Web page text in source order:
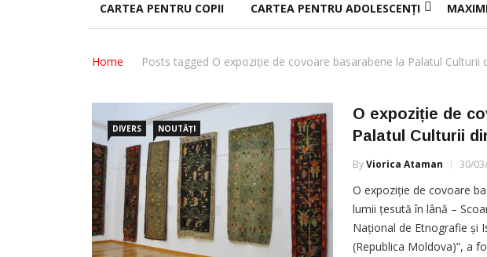
CARTEA PENTRU COPII CARTEA PENTRU ADOLESCENȚI
Home Posts tagged O expoziție de covoare basarabene la Palatul Culturii
DIVERS NOUTĂȚI
O expoziție de
Palatul Culturii
ByViorica Ataman 30/
O expoziție de covoare
lumii țesută în lână –
Național de Etnografie și
(Republica Moldova)”, a